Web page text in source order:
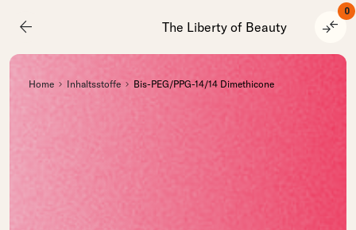
arrow_back The Liberty of Beauty compare_arrows
0
Home Inhaltsstoffe Bis-PEG/PPG-14/14 Dimethicone